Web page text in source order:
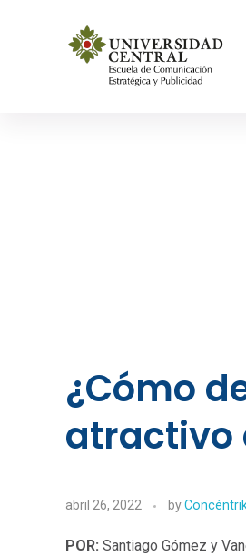
¿Cómo
atractivo
abril 26, 2022 by
POR: Santiago Gómez y